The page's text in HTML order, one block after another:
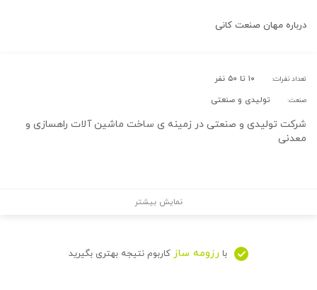
درباره مهان صنعت کانی
تعداد نفرات: ۱۰ تا ۵۰ نفر
صنعت: تولیدی و صنعتی
شرکت تولیدی و صنعتی در زمینه ی ساخت ماشین آلات راهسازی و
معدنی
نمایش بیشتر
با رزومه ساز کاربوم نتیجه بهتری بگیرید